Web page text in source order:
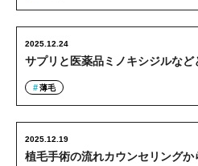
サプリと医薬品ミノキシジルなど
2025.12.24
薄毛
植毛手術の流れカウンセリングか
2025.12.19